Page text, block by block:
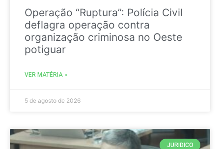
Operação “Ruptura”: Polícia Civil
deflagra operação contra
organização criminosa no Oeste
potiguar
VER MATÉRIA »
5 de agosto de 2026
JURIDICO